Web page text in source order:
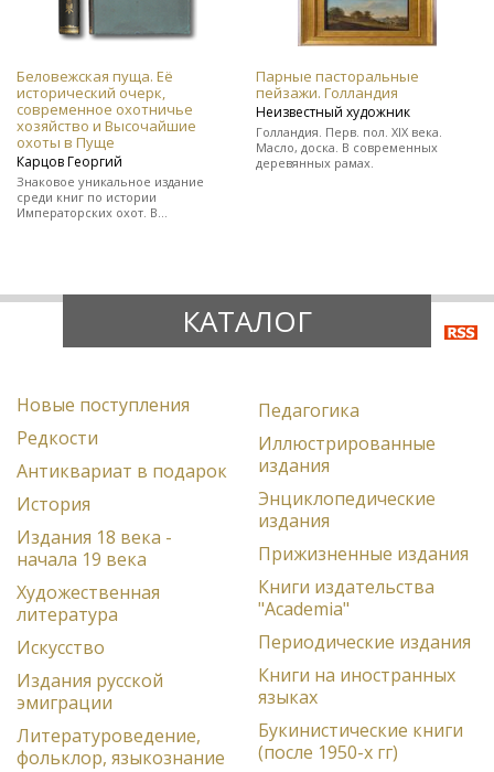
Беловежская пуща. Её
исторический очерк,
современное охотничье
хозяйство и Высочайшие
охоты в Пуще
Карцов Георгий
Знаковое уникальное издание
среди книг по истории
Императорских охот. В
Парные пасторальные
пейзажи. Голландия
Неизвестный художник
Голландия. Перв. пол. XIX века.
Масло, доска. В современных
деревянных рамах.
КАТАЛОГ
Новые поступления
Редкости
Антиквариат в подарок
История
Издания 18 века -
начала 19 века
Художественная
литература
Искусство
Издания русской
эмиграции
Литературоведение,
фольклор, языкознание
Педагогика
Иллюстрированные
издания
Энциклопедические
издания
Прижизненные издания
Книги издательства
"Academia"
Периодические издания
Книги на иностранных
языках
Букинистические книги
(после 1950-х гг)